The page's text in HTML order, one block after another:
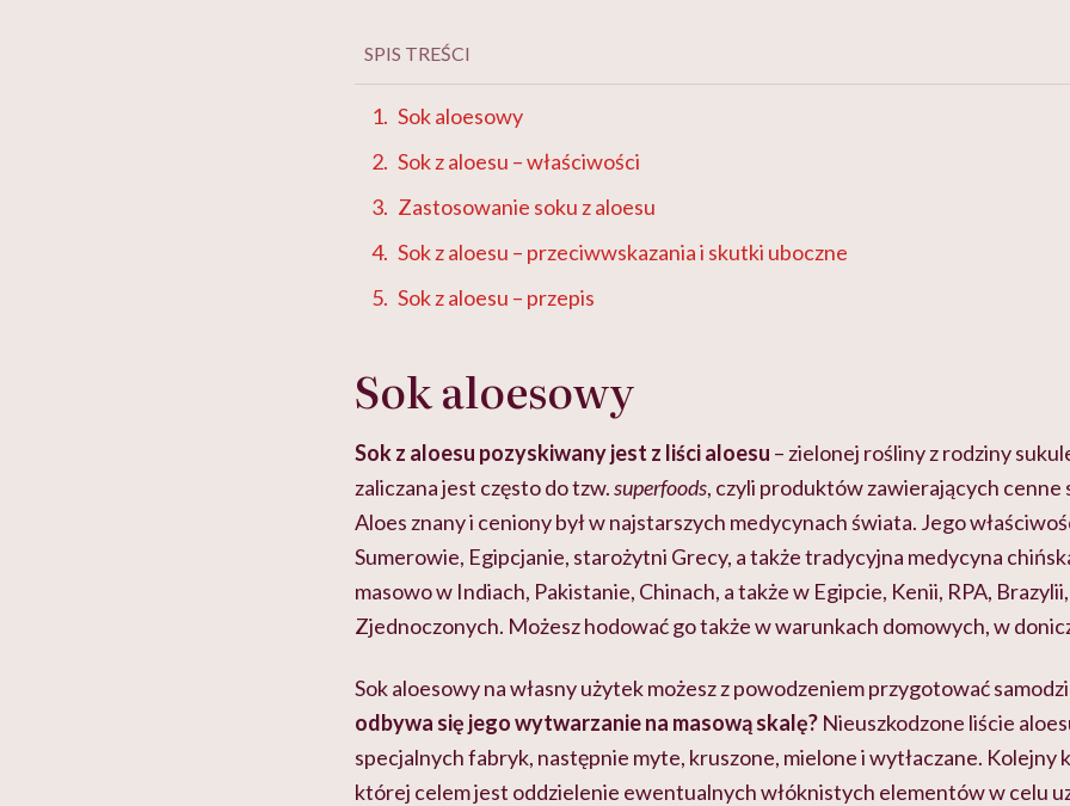
SPIS TREŚCI
Sok aloesowy
Sok z aloesu – właściwości
Zastosowanie soku z aloesu
Sok z aloesu – przeciwwskazania i skutki uboczne
Sok z aloesu – przepis
Sok aloesowy
Sok z aloesu pozyskiwany jest z liści aloesu – zielonej rośliny z rodziny
zaliczana jest często do tzw.superfoods, czyli produktów zawierających cenne
Aloes znany i ceniony był w najstarszych medycynach świata. Jego
Sumerowie, Egipcjanie, starożytni Grecy, a także tradycyjna medycyna
masowo w Indiach, Pakistanie, Chinach, a także w Egipcie, Kenii, RPA,
Zjednoczonych. Możesz hodować go także w warunkach domowych, w
Sok aloesowy na własny użytek możesz z powodzeniem przygotować
odbywa się jego wytwarzanie na masową skalę? Nieuszkodzone liście
specjalnych fabryk, następnie myte, kruszone, mielone i wytłaczane. Kolejny
której celem jest oddzielenie ewentualnych włóknistych elementów w celu